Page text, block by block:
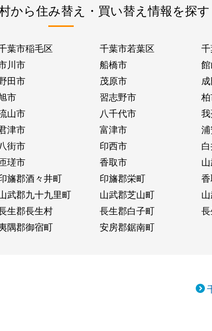
から住み替え・買い替え情報を探す
葉市稲毛区 千葉市若葉区
川市 船橋市
田市 茂原市
市 習志野市
山市 八千代市
津市 富津市
八街市 印西市
瑳市 香取市
旛郡酒々井町 印旛郡栄町
武郡九十九里町 山武郡芝山町
生郡長生村 長生郡白子町
隅郡御宿町 安房郡鋸南町